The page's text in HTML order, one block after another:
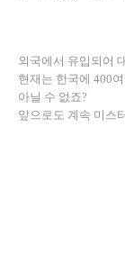
외국에서 유입되어
현재는 한국에 400
아닐 수 없죠?
앞으로도 계속 미스